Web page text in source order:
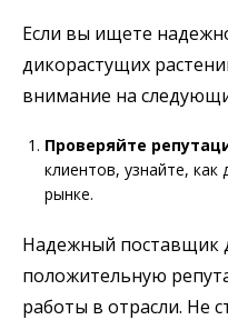
Если вы ищете
дикорастущих
внимание на
Проверяйте
клиентов, узнайте,
рынке.
Надежный поставщик
положительную
работы в отрасли. Не